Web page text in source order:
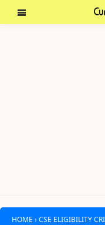
HOME › CSE ELIGIBILITY